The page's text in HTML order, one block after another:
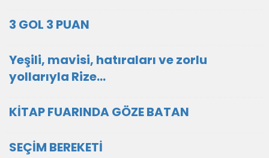
3 GOL 3 PUAN
Yeşili, mavisi, hatıraları ve zorlu
yollarıyla Rize…
KİTAP FUARINDA GÖZE BATAN
SEÇİM BEREKETİ